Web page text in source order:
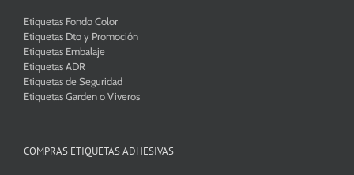
Etiquetas Fondo Color
Etiquetas Dto y Promoción
Etiquetas Embalaje
Etiquetas ADR
Etiquetas de Seguridad
Etiquetas Garden o Viveros
COMPRAS ETIQUETAS ADHESIVAS